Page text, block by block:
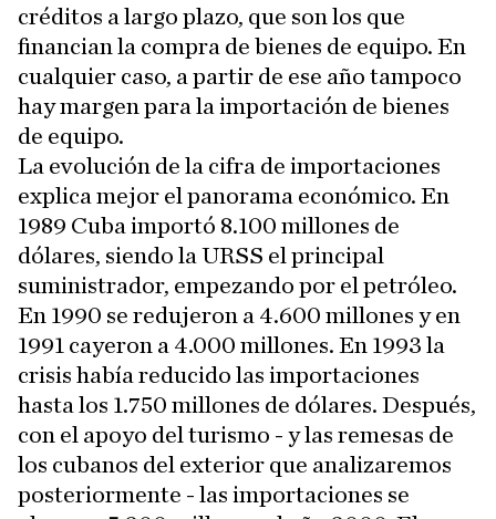
créditos a largo plazo, que son los que
financian la compra de bienes de equipo. En
cualquier caso, a partir de ese año tampoco
hay margen para la importación de bienes
de equipo.
La evolución de la cifra de importaciones
explica mejor el panorama económico. En
1989 Cuba importó 8.100 millones de
dólares, siendo la URSS el principal
suministrador, empezando por el petróleo.
En 1990 se redujeron a 4.600 millones y en
1991 cayeron a 4.000 millones. En 1993 la
crisis había reducido las importaciones
hasta los 1.750 millones de dólares. Después,
con el apoyo del turismo - y las remesas de
los cubanos del exterior que analizaremos
posteriormente - las importaciones se